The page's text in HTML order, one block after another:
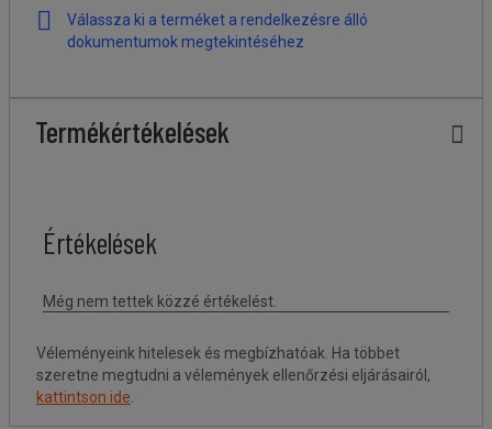
Válassza ki a terméket a rendelkezésre álló
dokumentumok megtekintéséhez
Termékértékelések
Véleményeink hitelesek és megbízhatóak. Ha többet
szeretne megtudni a vélemények ellenőrzési eljárásairól,
kattintson ide